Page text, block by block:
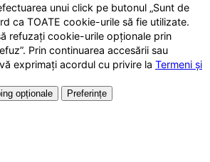
unui click pe butonul „Sunt de
ca TOATE cookie-urile să fie utilizate.
refuzați cookie-urile opționale prin
Prin continuarea accesării sau
exprimați acordul cu privire la Termeni și
opționale
Preferințe